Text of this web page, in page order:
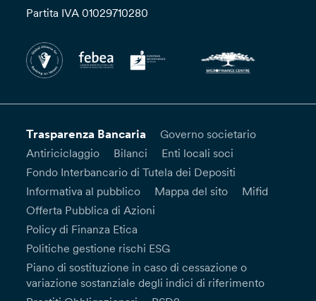
Partita IVA 01029710280
Trasparenza Bancaria
Governo societario
Antiriciclaggio
Bilanci
Enti locali soci
Fondo Interbancario di Tutela dei Depositi
Informativa al pubblico
Mappa del sito
Mifid
Offerta Pubblica di Azioni
Policy di Finanza Etica
Politiche gestione rischi ESG
Piano di sostituzione in caso di cessazione o
variazione sostanziale degli indici di riferimento